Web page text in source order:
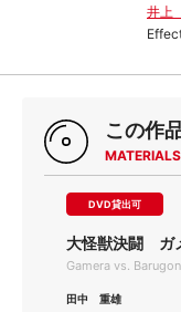
井上
この作
DVD貸出可
大怪獣決闘 ガ
Gamera vs.
田中 重雄